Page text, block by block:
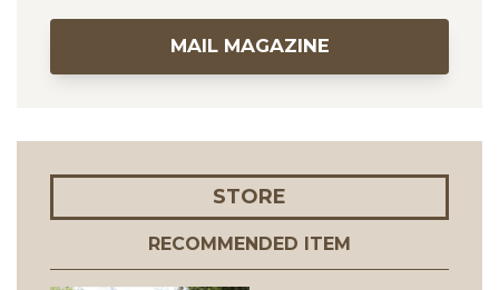
MAIL MAGAZINE
STORE
RECOMMENDED ITEM